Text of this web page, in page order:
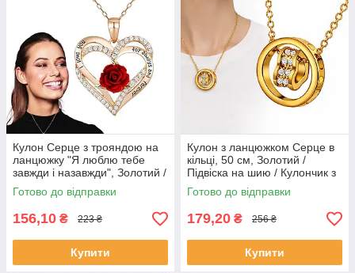
Кулон Серце з трояндою на
ланцюжку "Я люблю тебе
завжди і назавжди", Золотий /
Підвіска на шию / Кулон
серця
Готово до відправки
156,10 ₴ 223 ₴
Купити
Кулон з ланцюжком Серце в
кільці, 50 см, Золотий /
Підвіска на шию / Кулончик з
серцем / Ланцюжок з
кулончиком
Готово до відправки
179,20 ₴ 256 ₴
Купити